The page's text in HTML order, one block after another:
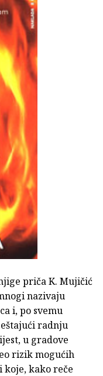
priča K. Mujičić
nazivaju
i, po svemu
radnju
u gradove
rizik mogućih
kako reče